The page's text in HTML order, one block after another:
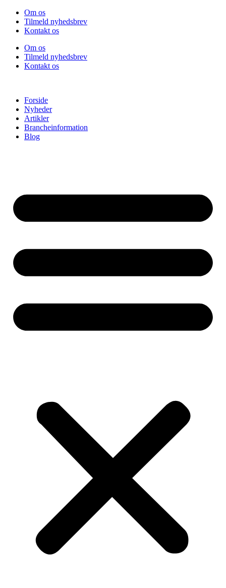
Videre
indhold
Om os
Tilmeld nyhedsbrev
Kontakt os
Om os
Tilmeld nyhedsbrev
Kontakt os
Forside
Nyheder
Artikler
Brancheinformation
Blog